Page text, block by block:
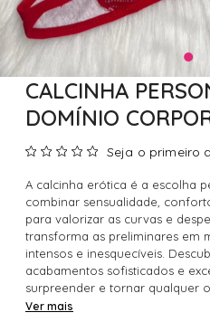
CALCINHA
DOMÍNIO
Seja o primeiro
A calcinha erótica é a escolha
combinar sensualidade,
para valorizar as curvas e
transforma as preliminares em
intensos e inesquecíveis.
acabamentos sofisticados e
surpreender e tornar qualquer
Ver mais